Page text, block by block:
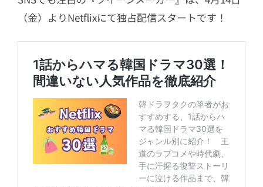
（金）よりNetflixにて独占配信スタートです！